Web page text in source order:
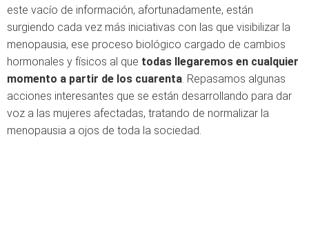
este vacío de información, afortunadamente, están
surgiendo cada vez más iniciativas con las que visibilizar la
menopausia, ese proceso biológico cargado de cambios
hormonales y físicos al que todas llegaremos en cualquier
momento a partir de los cuarenta. Repasamos algunas
acciones interesantes que se están desarrollando para dar
voz a las mujeres afectadas, tratando de normalizar la
menopausia a ojos de toda la sociedad.